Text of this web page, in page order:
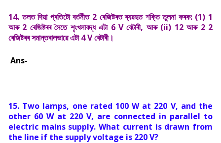
14. তলত দিয়া প্ৰতিটো বৰ্তনীত 2 ৰেজিষ্টৰত ব্যৱহৃত শক্তি তুলনা কৰক: (1) 1
আৰু 2 ৰেজিষ্টৰৰ সৈতে শৃংখলাবদ্ধ এটা 6 V বেটাৰী, আৰু (ii) 12 আৰু 2 2
ৰেজিষ্টৰৰ সমান্তৰালভাৱে এটা 4 V বেটাৰী।
Ans-
15. Two lamps, one rated 100 W at 220 V, and the
other 60 W at 220 V, are connected in parallel to
electric mains supply. What current is drawn from
the line if the supply voltage is 220 V?